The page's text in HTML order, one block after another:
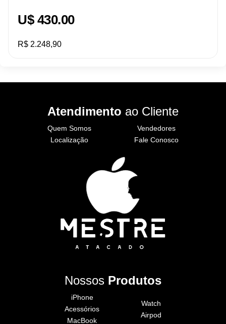
U$ 430.00
R$ 2.248,90
Atendimento ao Cliente
Quem Somos
Localização
Vendedores
Fale Conosco
Nossos Produtos
iPhone
Acessórios
MacBook
Watch
Airpod